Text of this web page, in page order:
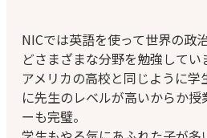
NICでは英語を使って世界の政
どさまざまな分野を勉強してい
アメリカの高校と同じように学
に先生のレベルが高いからか授
ーも完璧。